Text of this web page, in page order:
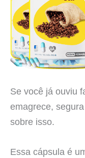
Se você já ouviu
emagrece,
sobre isso.
Essa cápsula é